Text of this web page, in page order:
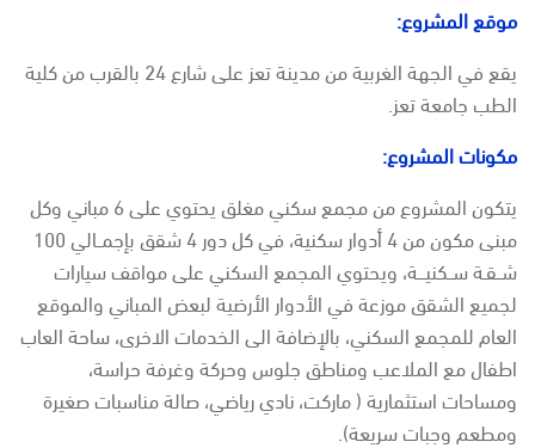
موقع المشروع:
يقع في الجهة الغربية من مدينة تعز على شارع 24 بالقرب من كلية
الطب جامعة تعز.
مكونات المشروع:
يتكون المشروع من مجمع سكني مغلق يحتوي على 6 مباني وكل
مبنى مكون من 4 أدوار سكنية، في كل دور 4 شقق بإجمــالي 100
شــقـة ســكنيـــة، ويحتوي المجمع السكني على مواقف سيارات
لجميع الشقق موزعة في الأدوار الأرضية لبعض المباني والموقع
العام للمجمع السكني، بالإضافة الى الخدمات الاخرى، ساحة العاب
اطفال مع الملاعب ومناطق جلوس وحركة وغرفة حراسة،
ومساحات استثمارية ( ماركت، نادي رياضي، صالة مناسبات صغيرة
ومطعم وجبات سريعة).